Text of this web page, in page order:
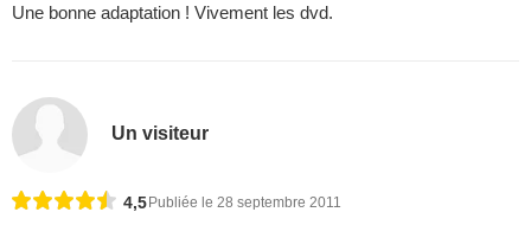
Une bonne adaptation ! Vivement les dvd.
Un visiteur
4,5 Publiée le 28 septembre 2011